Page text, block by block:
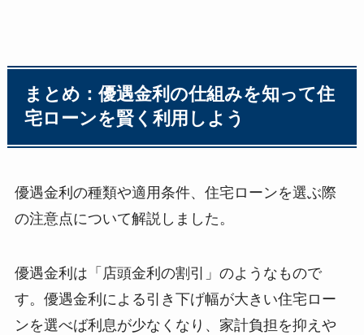
まとめ：優遇金利の仕組みを知って住
宅ローンを賢く利用しよう
優遇金利の種類や適用条件、住宅ローンを選ぶ際
の注意点について解説しました。
優遇金利は「店頭金利の割引」のようなもので
す。優遇金利による引き下げ幅が大きい住宅ロー
ンを選べば利息が少なくなり、家計負担を抑えや